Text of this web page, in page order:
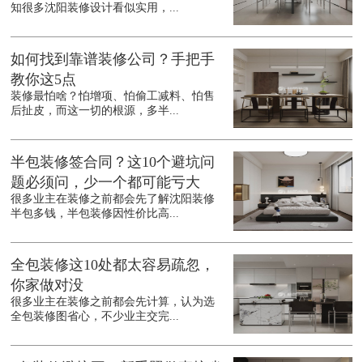
知很多沈阳装修设计看似实用，...
如何找到靠谱装修公司？手把手
教你这5点
装修最怕啥？怕增项、怕偷工减料、怕售
后扯皮，而这一切的根源，多半...
半包装修签合同？这10个避坑问
题必须问，少一个都可能亏大
很多业主在装修之前都会先了解沈阳装修
半包多钱，半包装修因性价比高...
全包装修这10处都太容易疏忽，
你家做对没
很多业主在装修之前都会先计算，认为选
全包装修图省心，不少业主交完...